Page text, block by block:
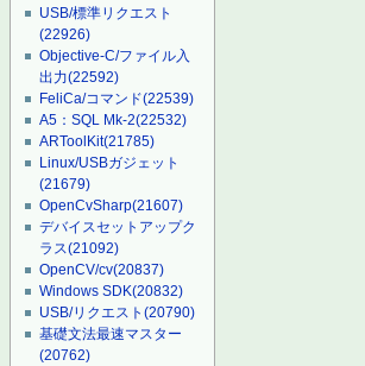
USB/標準リクエスト
(22926)
Objective-C/ファイル入
出力(22592)
FeliCa/コマンド(22539)
A5：SQL Mk-2(22532)
ARToolKit(21785)
Linux/USBガジェット
(21679)
OpenCvSharp(21607)
デバイスセットアップク
ラス(21092)
OpenCV/cv(20837)
Windows SDK(20832)
USB/リクエスト(20790)
基礎文法最速マスター
(20762)